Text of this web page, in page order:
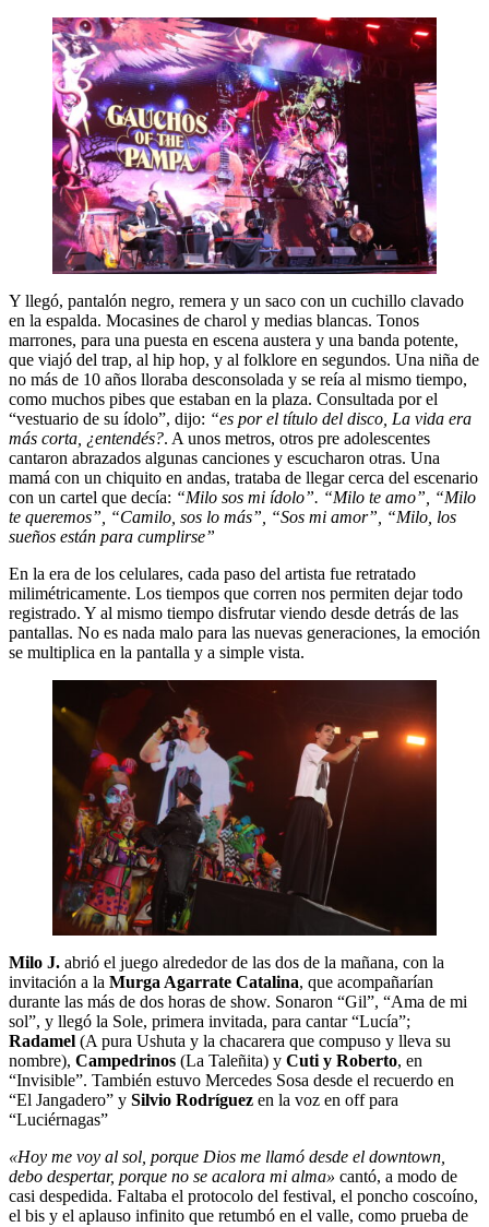
Y llegó, pantalón negro, remera y un saco con un cuchillo clavado
en la espalda. Mocasines de charol y medias blancas. Tonos
marrones, para una puesta en escena austera y una banda potente,
que viajó del trap, al hip hop, y al folklore en segundos. Una niña de
no más de 10 años lloraba desconsolada y se reía al mismo tiempo,
como muchos pibes que estaban en la plaza. Consultada por el
“vestuario de su ídolo”, dijo: “es por el título del disco, La vida era
más corta, ¿entendés?. A unos metros, otros pre adolescentes
cantaron abrazados algunas canciones y escucharon otras. Una
mamá con un chiquito en andas, trataba de llegar cerca del escenario
con un cartel que decía: “Milo sos mi ídolo”. “Milo te amo”, “Milo
te queremos”, “Camilo, sos lo más”, “Sos mi amor”, “Milo, los
sueños están para cumplirse”
En la era de los celulares, cada paso del artista fue retratado
milimétricamente. Los tiempos que corren nos permiten dejar todo
registrado. Y al mismo tiempo disfrutar viendo desde detrás de las
pantallas. No es nada malo para las nuevas generaciones, la emoción
se multiplica en la pantalla y a simple vista.
Milo J. abrió el juego alrededor de las dos de la mañana, con la
invitación a la Murga Agarrate Catalina, que acompañarían
durante las más de dos horas de show. Sonaron “Gil”, “Ama de mi
sol”, y llegó la Sole, primera invitada, para cantar “Lucía”;
Radamel (A pura Ushuta y la chacarera que compuso y lleva su
nombre), Campedrinos (La Taleñita) y Cuti y Roberto, en
“Invisible”. También estuvo Mercedes Sosa desde el recuerdo en
“El Jangadero” y Silvio Rodríguez en la voz en off para
“Luciérnagas”
«Hoy me voy al sol, porque Dios me llamó desde el downtown,
debo despertar, porque no se acalora mi alma» cantó, a modo de
casi despedida. Faltaba el protocolo del festival, el poncho coscoíno,
el bis y el aplauso infinito que retumbó en el valle, como prueba de